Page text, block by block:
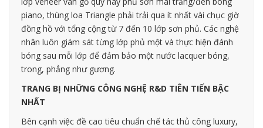
piano, thùng loa Triangle phải trải qua ít nhất vài chục giờ
đồng hồ với tổng cộng từ 7 đến 10 lớp sơn phủ. Các nghệ
nhân luôn giám sát từng lớp phủ một và thực hiện đánh
bóng sau mỗi lớp để đảm bảo một nước lacquer bóng,
trong, phẳng như gương.
TRANG BỊ NHỮNG CÔNG NGHỆ R&D TIÊN TIẾN BẬC
NHẤT
Bên cạnh việc đề cao tiêu chuẩn chế tác thủ công luxury,